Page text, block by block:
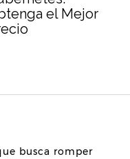
el Mejor
busca romper